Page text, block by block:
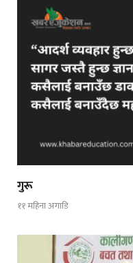
गुरू
११ महिना अगाडि